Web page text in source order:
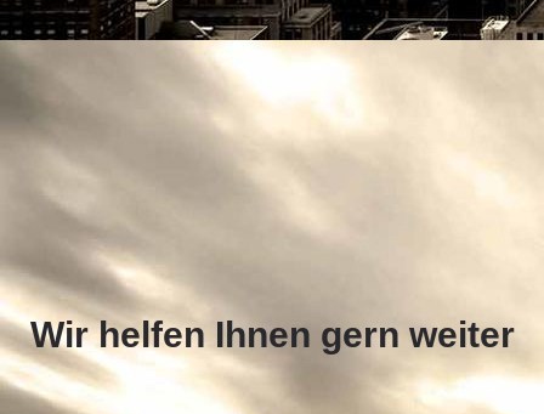
Wir helfen Ihnen gern weiter